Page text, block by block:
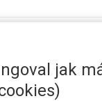
A
jak